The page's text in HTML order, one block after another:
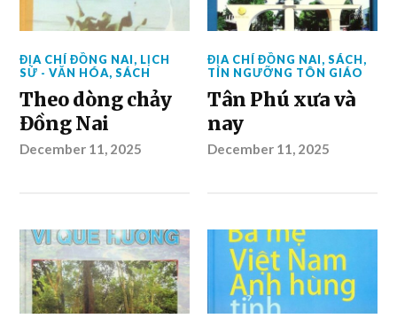
ĐỊA CHÍ ĐỒNG NAI, LỊCH
SỬ - VĂN HÓA,SÁCH
Theo dòng chảy
Đồng Nai
December 11, 2025
ĐỊA CHÍ ĐỒNG NAI,SÁCH,
TÍN NGƯỠNG TÔN GIÁO
Tân Phú xưa và
nay
December 11, 2025